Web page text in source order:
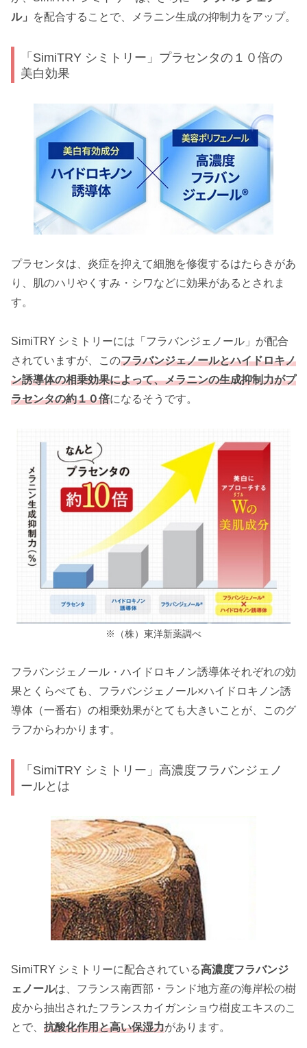
ル」
を配合することで、メラニン生成の抑制力をアップ。
「SimiTRY シミトリー」プラセンタの１０倍の
美白効果
プラセンタは、炎症を抑えて細胞を修復するはたらきがあ
り、肌のハリやくすみ・シワなどに効果があるとされま
す。
SimiTRY シミトリーには「フラバンジェノール」が配合
されていますが、このフラバンジェノールとハイドロキノ
ン誘導体の相乗効果によって、メラニンの生成抑制力がプ
ラセンタの約１０倍になるそうです。
※（株）東洋新薬調べ
フラバンジェノール・ハイドロキノン誘導体それぞれの効
果とくらべても、フラバンジェノール×ハイドロキノン誘
導体（一番右）の相乗効果がとても大きいことが、このグ
ラフからわかります。
「SimiTRY シミトリー」高濃度フラバンジェノ
ールとは
SimiTRY シミトリーに配合されている高濃度フラバンジ
ェノールは、フランス南西部・ランド地方産の海岸松の樹
皮から抽出されたフランスカイガンショウ樹皮エキスのこ
とで、 抗酸化作用と高い保湿力があります。